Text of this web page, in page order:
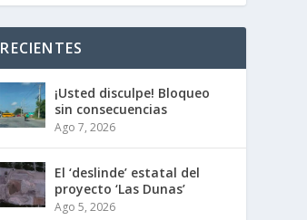
RECIENTES
¡Usted disculpe! Bloqueo
sin consecuencias
Ago 7, 2026
El ‘deslinde’ estatal del
proyecto ‘Las Dunas’
Ago 5, 2026